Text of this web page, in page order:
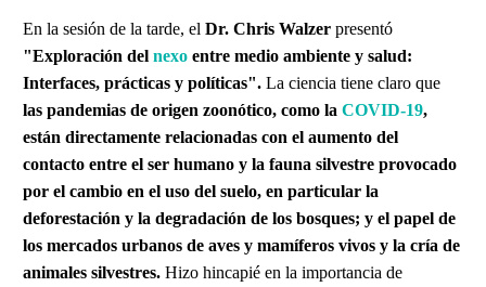
En la sesión de la tarde, el Dr. Chris Walzer presentó
"Exploración del nexo entre medio ambiente y salud:
Interfaces, prácticas y políticas". La ciencia tiene claro que
las pandemias de origen zoonótico, como la COVID-19,
están directamente relacionadas con el aumento del
contacto entre el ser humano y la fauna silvestre provocado
por el cambio en el uso del suelo, en particular la
deforestación y la degradación de los bosques; y el papel de
los mercados urbanos de aves y mamíferos vivos y la cría de
animales silvestres. Hizo hincapié en la importancia de